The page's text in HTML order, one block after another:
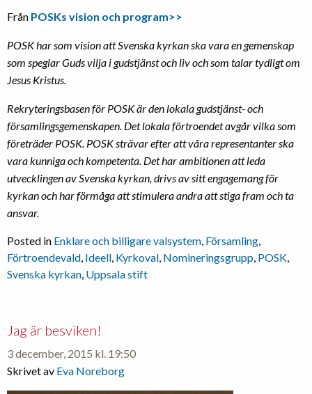
Från POSKs vision och program>>
POSK har som vision att Svenska kyrkan ska vara en gemenskap
som speglar Guds vilja i gudstjänst och liv och som talar tydligt om
Jesus Kristus.
Rekryteringsbasen för POSK är den lokala gudstjänst- och
församlingsgemenskapen. Det lokala förtroendet avgår vilka som
företräder POSK. POSK strävar efter att våra representanter ska
vara kunniga och kompetenta. Det har ambitionen att leda
utvecklingen av Svenska kyrkan, drivs av sitt engagemang för
kyrkan och har förmåga att stimulera andra att stiga fram och ta
ansvar.
Posted in Enklare och billigare valsystem, Församling,
Förtroendevald, Ideell, Kyrkoval, Nomineringsgrupp, POSK,
Svenska kyrkan, Uppsala stift
Jag är besviken!
3 december, 2015 kl. 19:50
Skrivet av Eva Noreborg